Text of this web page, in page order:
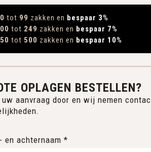
tot 99 zakken en bespaar 3%
tot 249 zakken en bespaar 7%
tot 500 zakken en bespaar 10%
OPLAGEN BESTELLEN?
uw aanvraag door en wij nemen
en achternaam *